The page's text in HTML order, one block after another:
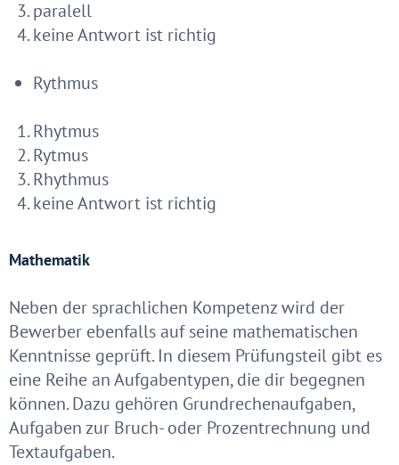
paralell
keine Antwort ist richtig
Rythmus
Rhytmus
Rytmus
Rhythmus
keine Antwort ist richtig
Mathematik
Neben der sprachlichen Kompetenz wird der
Bewerber ebenfalls auf seine mathematischen
Kenntnisse geprüft. In diesem Prüfungsteil gibt es
eine Reihe an Aufgabentypen, die dir begegnen
können. Dazu gehören Grundrechenaufgaben,
Aufgaben zur Bruch- oder Prozentrechnung und
Textaufgaben.